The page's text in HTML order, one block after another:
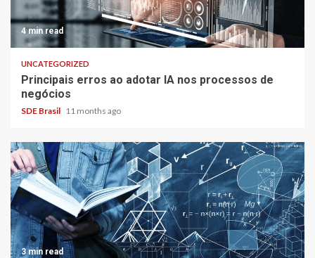
4 min read
UNCATEGORIZED
Principais erros ao adotar IA nos processos de
negócios
SDE Brasil 11 months ago
3 min read